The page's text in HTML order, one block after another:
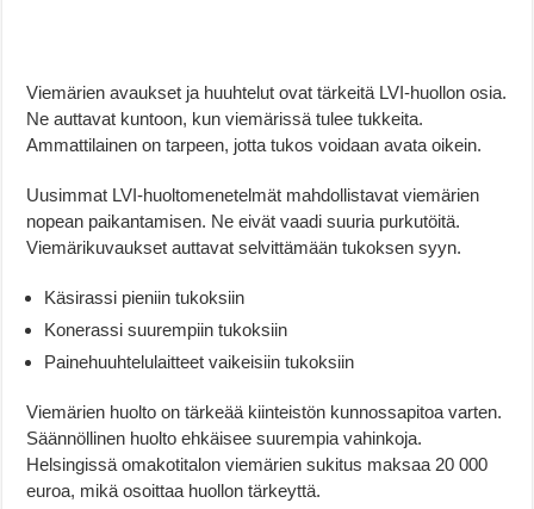
Viemärien avaukset ja huuhtelut ovat tärkeitä LVI-huollon osia.
Ne auttavat kuntoon, kun viemärissä tulee tukkeita.
Ammattilainen on tarpeen, jotta tukos voidaan avata oikein.
Uusimmat LVI-huoltomenetelmät mahdollistavat viemärien
nopean paikantamisen. Ne eivät vaadi suuria purkutöitä.
Viemärikuvaukset auttavat selvittämään tukoksen syyn.
Käsirassi pieniin tukoksiin
Konerassi suurempiin tukoksiin
Painehuuhtelulaitteet vaikeisiin tukoksiin
Viemärien huolto on tärkeää kiinteistön kunnossapitoa varten.
Säännöllinen huolto ehkäisee suurempia vahinkoja.
Helsingissä omakotitalon viemärien sukitus maksaa 20 000
euroa, mikä osoittaa huollon tärkeyttä.